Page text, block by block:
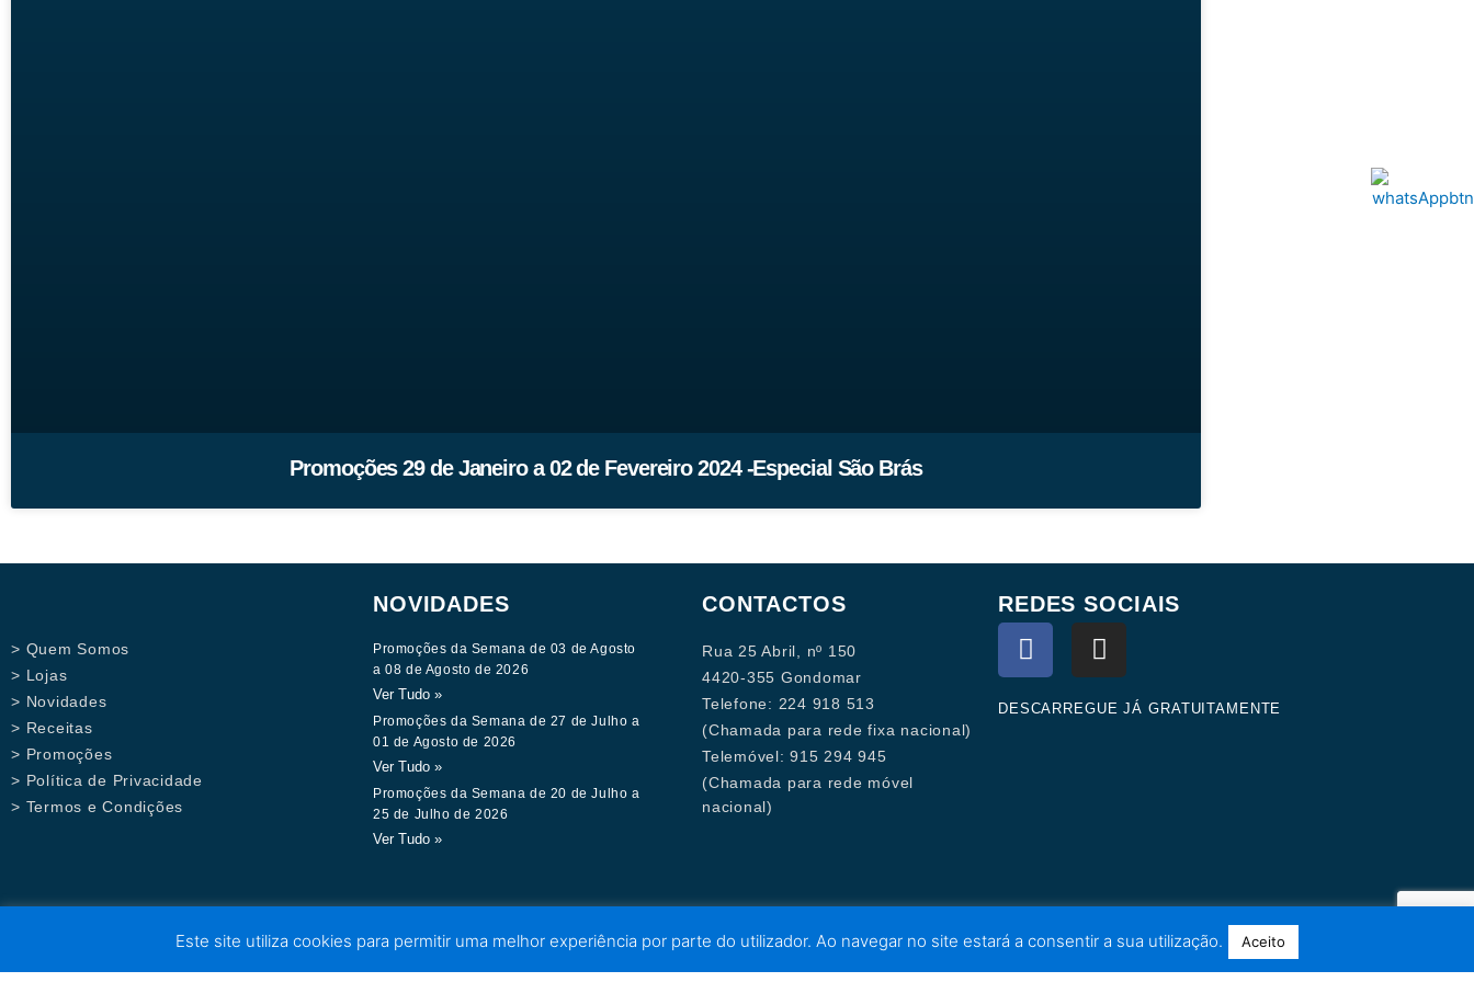
Promoções 29 de Janeiro a 02 de Fevereiro 2024 -Especial São Brás
> Quem Somos
> Lojas
> Novidades
> Receitas
> Promoções
> Política de Privacidade
> Termos e Condições
NOVIDADES
Promoções da Semana de 03 de Agosto
a 08 de Agosto de 2026
Ver Tudo »
Promoções da Semana de 27 de Julho a
01 de Agosto de 2026
Ver Tudo »
Promoções da Semana de 20 de Julho a
25 de Julho de 2026
Ver Tudo »
CONTACTOS
Rua 25 Abril, nº 150
4420-355 Gondomar
Telefone: 224 918 513
(Chamada para rede fixa nacional)
Telemóvel: 915 294 945
(Chamada para rede móvel
nacional)
REDES SOCIAIS
F
a
c
e
I
n
s
t
DESCARREGUE JÁ GRATUITAMENTE
Este site utiliza cookies para permitir uma melhor experiência por parte do utilizador. Ao navegar no site estará a consentir a sua utilização. Aceito